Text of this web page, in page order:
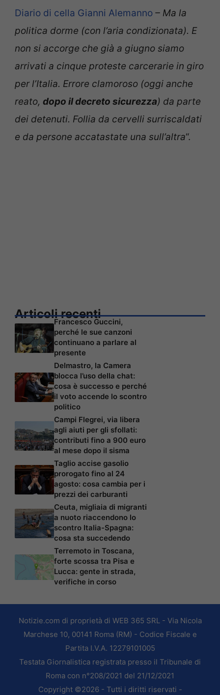
Diario di cella Gianni Alemanno – Ma la
politica dorme (con l’aria condizionata). E
non si accorge che già a giugno siamo
arrivati a cinque proteste carcerarie in giro
per l’Italia. Errore clamoroso (oggi anche
reato, dopo il decreto sicurezza) da parte
dei detenuti. Follia da cervelli surriscaldati
e da persone accatastate una sull’altra“.
Articoli recenti
Francesco Guccini,
perché le sue canzoni
continuano a parlare al
presente
Delmastro, la Camera
blocca l’uso della chat:
cosa è successo e perché
il voto accende lo scontro
politico
Campi Flegrei, via libera
agli aiuti per gli sfollati:
contributi fino a 900 euro
al mese dopo il sisma
Taglio accise gasolio
prorogato fino al 24
agosto: cosa cambia per i
prezzi dei carburanti
Ceuta, migliaia di migranti
a nuoto riaccendono lo
scontro Italia-Spagna:
cosa sta succedendo
Terremoto in Toscana,
forte scossa tra Pisa e
Lucca: gente in strada,
verifiche in corso
Notizie.com di proprietà di WEB 365 SRL - Via Nicola
Marchese 10, 00141 Roma (RM) - Codice Fiscale e
Partita I.V.A. 12279101005
Testata Giornalistica registrata presso il Tribunale di
Roma con n°208/2021 del 21/12/2021
Copyright ©2026 - Tutti i diritti riservati -